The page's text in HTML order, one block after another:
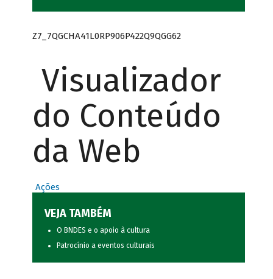
Z7_7QGCHA41L0RP906P422Q9QGG62
Visualizador
do Conteúdo
da Web
Ações
VEJA TAMBÉM
O BNDES e o apoio à cultura
Patrocínio a eventos culturais